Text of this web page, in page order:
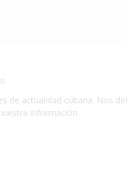
de actualidad cubana. Nos
información.